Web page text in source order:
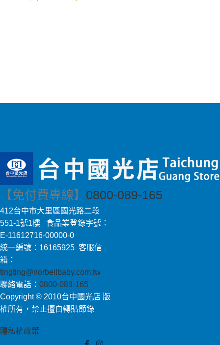
【免付費專線】 0800-089-165
412台中市大里區國光路二段
551-1號1樓 食品業登錄字號：
E-11612716-00000-0
統一編號：16165925 客服信
箱：
tingting@norbeilbaby.com.tw
聯絡電話： 0800-089-165
Copyright © 2010台中國光店 版
權所有，禁止擅自轉貼節錄
隱私權政策